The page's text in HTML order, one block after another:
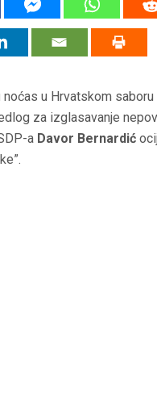
noćas u Hrvatskom
za izglasavanje
a Davor Bernardić